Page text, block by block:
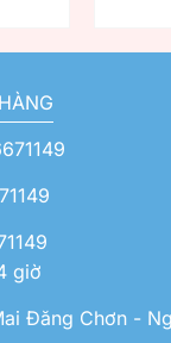
giờ
Đăng Chơn -